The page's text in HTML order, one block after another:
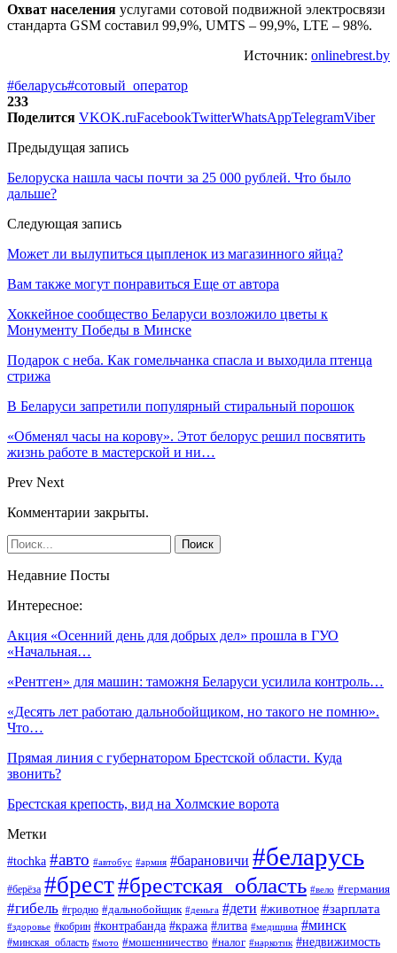
Охват населения услугами сотовой подвижной электросвязи
стандарта GSM составил 99,9%, UMTS – 99,9%, LTE – 98%.
Источник: onlinebrest.by
#беларусь#сотовый_оператор
233
Поделится VKOK.ruFacebookTwitterWhatsAppTelegramViber
Предыдущая запись
Белоруска нашла часы почти за 25 000 рублей. Что было
дальше?
Следующая запись
Может ли вылупиться цыпленок из магазинного яйца?
Вам также могут понравиться Еще от автора
Хоккейное сообщество Беларуси возложило цветы к
Монументу Победы в Минске
Подарок с неба. Как гомельчанка спасла и выходила птенца
стрижа
В Беларуси запретили популярный стиральный порошок
«Обменял часы на корову». Этот белорус решил посвятить
жизнь работе в мастерской и ни…
Prev Next
Комментарии закрыты.
Недавние Посты
Интересное:
Акция «Осенний день для добрых дел» прошла в ГУО
«Начальная…
«Рентген» для машин: таможня Беларуси усилила контроль…
«Десять лет работаю дальнобойщиком, но такого не помню».
Что…
Прямая линия с губернатором Брестской области. Куда
звонить?
Брестская крепость, вид на Холмские ворота
Метки
#tochka #авто #автобус #армия #барановичи #беларусь
#берёза #брест#брестская_область #вело #германия
#гибель #гродно #дальнобойщик #деньга #дети #животное #зарплата
#здоровье #кобрин #контрабанда #кража #литва #медицина #минск
#минская_область #мото #мошенничество #налог #наркотик #недвижимость